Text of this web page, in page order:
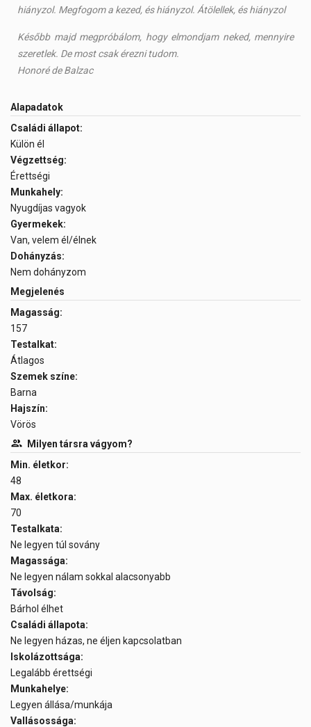
hiányzol. Megfogom a kezed, és hiányzol. Átölellek, és hiányzol
Később majd megpróbálom, hogy elmondjam neked, mennyire
szeretlek. De most csak érezni tudom.
Honoré de Balzac
Alapadatok
Családi állapot:
Külön él
Végzettség:
Érettségi
Munkahely:
Nyugdíjas vagyok
Gyermekek:
Van, velem él/élnek
Dohányzás:
Nem dohányzom
Megjelenés
Magasság:
157
Testalkat:
Átlagos
Szemek színe:
Barna
Hajszín:
Vörös
Milyen társra vágyom?
Min. életkor:
48
Max. életkora:
70
Testalkata:
Ne legyen túl sovány
Magassága:
Ne legyen nálam sokkal alacsonyabb
Távolság:
Bárhol élhet
Családi állapota:
Ne legyen házas, ne éljen kapcsolatban
Iskolázottsága:
Legalább érettségi
Munkahelye:
Legyen állása/munkája
Vallásossága: